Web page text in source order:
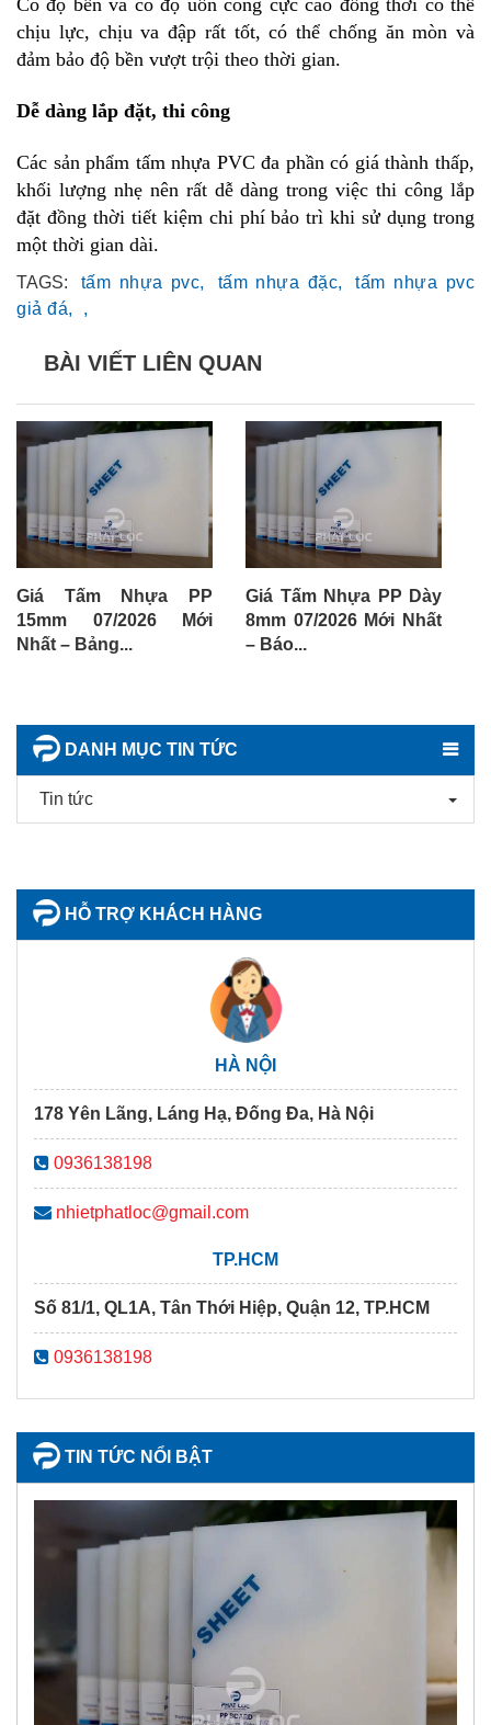
DANH MỤC TIN TỨC
Tin tức
HỖ TRỢ KHÁCH HÀNG
HÀ NỘI
178 Yên Lãng, Láng Hạ, Đống Đa, Hà Nội
0936138198
nhietphatloc@gmail.com
TP.HCM
Số 81/1, QL1A, Tân Thới Hiệp, Quận 12, TP.HCM
0936138198
TIN TỨC NỔI BẬT
chịu lực, chịu va đập rất tốt, có thể chống ăn mòn và
đảm bảo độ bền vượt trội theo thời gian.
Dễ dàng lắp đặt, thi công
Các sản phẩm tấm nhựa PVC đa phần có giá thành thấp,
khối lượng nhẹ nên rất dễ dàng trong việc thi công lắp
đặt đồng thời tiết kiệm chi phí bảo trì khi sử dụng trong
một thời gian dài.
TAGS: tấm nhựa pvc, tấm nhựa đặc,
tấm nhựa pvc
giả đá,
,
BÀI VIẾT LIÊN QUAN
Giá Tấm Nhựa PP
15mm 07/2026 Mới
Nhất – Bảng...
Giá Tấm Nhựa PP Dày
8mm 07/2026 Mới Nhất
– Báo...